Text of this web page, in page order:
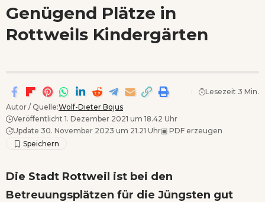
Genügend Plätze in
Rottweils Kindergärten
Autor / Quelle:Wolf-Dieter Bojus
Veröffentlicht 1. Dezember 2021 um 18.42 Uhr
Update 30. November 2023 um 21.21 Uhr▣ PDF erzeugen
Lesezeit 3 Min.
Die Stadt Rottweil ist bei den
Betreuungsplätzen für die Jüngsten gut